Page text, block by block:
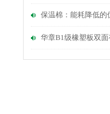
保温棉：能耗降低的